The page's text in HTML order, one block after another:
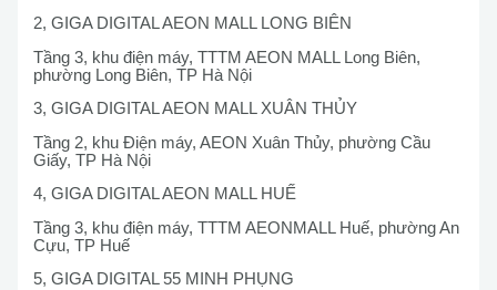
2, GIGA DIGITAL AEON MALL LONG BIÊN
Tầng 3, khu điện máy, TTTM AEON MALL Long Biên,
phường Long Biên, TP Hà Nội
3, GIGA DIGITAL AEON MALL XUÂN THỦY
Tầng 2, khu Điện máy, AEON Xuân Thủy, phường Cầu
Giấy, TP Hà Nội
4, GIGA DIGITAL AEON MALL HUẾ
Tầng 3, khu điện máy, TTTM AEONMALL Huế, phường An
Cựu, TP Huế
5, GIGA DIGITAL 55 MINH PHỤNG